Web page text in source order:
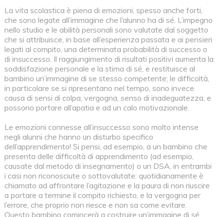
La vita scolastica è piena di emozioni, spesso anche forti,
che sono legate all’immagine che l’alunno ha di sé. L’impegno
nello studio e le abilità personali sono valutate dal soggetto
che si attribuisce, in base all’esperienza passata e ai pensieri
legati al compito, una determinata probabilità di successo o
di insuccesso. Il raggiungimento di risultati positivi aumenta la
soddisfazione personale e la stima di sé, e restituisce al
bambino un’immagine di se stesso competente; le difficoltà,
in particolare se si ripresentano nel tempo, sono invece
causa di sensi di colpa, vergogna, senso di inadeguatezza, e
possono portare all’apatia e ad un calo motivazionale.
Le emozioni connesse all’insuccesso sono molto intense
negli alunni che hanno un disturbo specifico
dell’apprendimento! Si pensi, ad esempio, a un bambino che
presenta delle difficoltà di apprendimento (ad esempio,
causate dal metodo di insegnamento) o un DSA, in entrambi
i casi non riconosciute o sottovalutate: quotidianamente è
chiamato ad affrontare l’agitazione e la paura di non riuscire
a portare a termine il compito richiesto, e la vergogna per
l’errore, che proprio non riesce e non sa come evitare.
Questo bambino comincerà a costruire un’immagine di sé